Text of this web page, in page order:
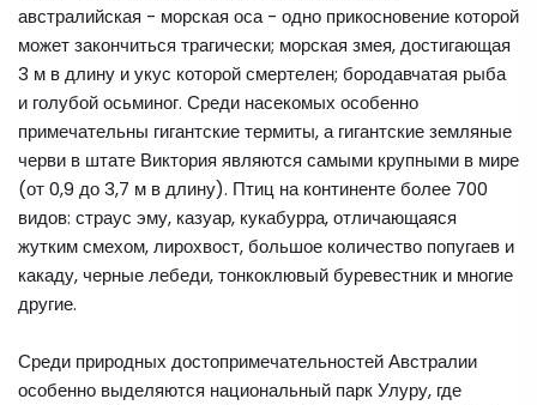
австралийская - морская оса - одно прикосновение которой
может закончиться трагически; морская змея, достигающая
3 м в длину и укус которой смертелен; бородавчатая рыба
и голубой осьминог. Среди насекомых особенно
примечательны гигантские термиты, а гигантские земляные
черви в штате Виктория являются самыми крупными в мире
(от 0,9 до 3,7 м в длину). Птиц на континенте более 700
видов: страус эму, казуар, кукабурра, отличающаяся
жутким смехом, лирохвост, большое количество попугаев и
какаду, черные лебеди, тонкоклювый буревестник и многие
другие.
Среди природных достопримечательностей Австралии
особенно выделяются национальный парк Улуру, где